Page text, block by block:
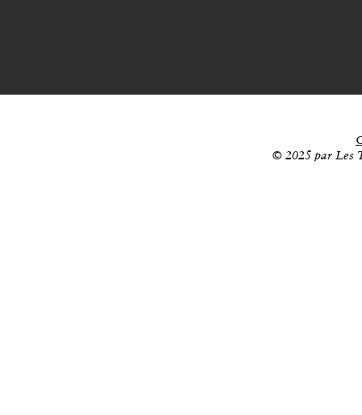
© 2025 par Les